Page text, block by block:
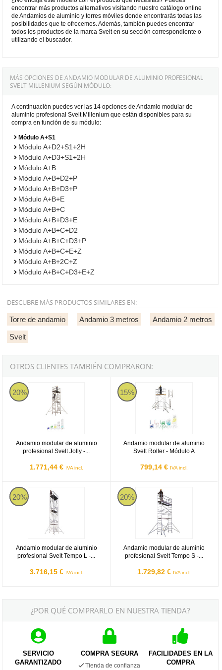
encontrar más productos alternativos visitando nuestro catálogo online
de Andamios de aluminio y torres móviles donde encontrarás todas las
posibilidades que te ofrecemos. Además, también puedes encontrar
todos los productos de la marca Svelt en su sección correspondiente o
utilizando el buscador.
MÁS OPCIONES DE ANDAMIO MODULAR DE ALUMINIO PROFESIONAL
SVELT MILLENIUM SEGÚN MÓDULO:
A continuación puedes ver las 14 opciones de Andamio modular de
aluminio profesional Svelt Millenium que están disponibles para su
compra en función de su módulo:
Módulo A+S1
Módulo A+D2+S1+2H
Módulo A+D3+S1+2H
Módulo A+B
Módulo A+B+D2+P
Módulo A+B+D3+P
Módulo A+B+E
Módulo A+B+C
Módulo A+B+D3+E
Módulo A+B+C+D2
Módulo A+B+C+D3+P
Módulo A+B+C+E+Z
Módulo A+B+2C+Z
Módulo A+B+C+D3+E+Z
DESCUBRE MÁS PRODUCTOS SIMILARES EN:
Torre de andamio Andamio 3 metros Andamio 2 metros
Svelt
OTROS CLIENTES TAMBIÉN COMPRARON:
20%
Andamio modular de aluminio
profesional Svelt Jolly -...
1.771,44 € IVA incl.
Svelt JOLLY
15%
Andamio modular de aluminio
Svelt Roller - Módulo A
799,14 € IVA incl.
Svelt Roller
20%
Andamio modular de aluminio
profesional Svelt Tempo L -...
3.716,15 € IVA incl.
Svelt Tempo L
20%
Andamio modular de aluminio
profesional Svelt Tempo S -...
1.729,82 € IVA incl.
Svelt Tempo S
¿POR QUÉ COMPRARLO EN NUESTRA TIENDA?
SERVICIO
GARANTIZADO
COMPRA SEGURA
Tienda de confianza
FACILIDADES EN LA
COMPRA